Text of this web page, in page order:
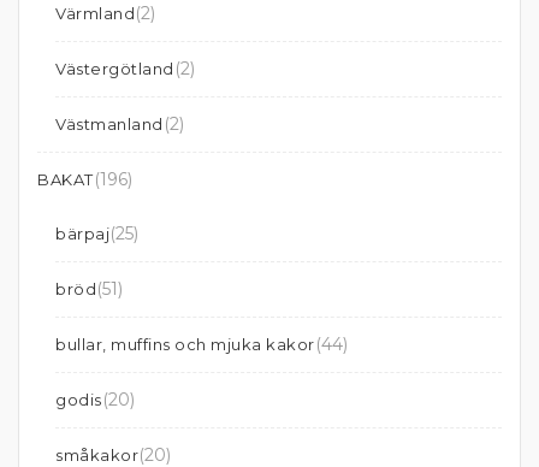
Värmland(2)
Västergötland (2)
Västmanland (2)
BAKAT(196)
bärpaj(25)
bröd(51)
bullar, muffins och mjuka kakor(44)
godis(20)
småkakor(20)